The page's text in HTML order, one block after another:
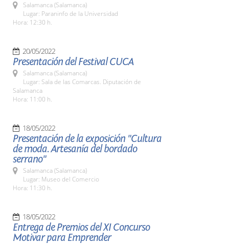
Salamanca (Salamanca)
Lugar: Paraninfo de la Universidad
Hora: 12:30 h.
20/05/2022
Presentación del Festival CUCA
Salamanca (Salamanca)
Lugar: Sala de las Comarcas. Diputación de
Salamanca
Hora: 11:00 h.
18/05/2022
Presentación de la exposición "Cultura
de moda. Artesanía del bordado
serrano"
Salamanca (Salamanca)
Lugar: Museo del Comercio
Hora: 11:30 h.
18/05/2022
Entrega de Premios del XI Concurso
Motivar para Emprender